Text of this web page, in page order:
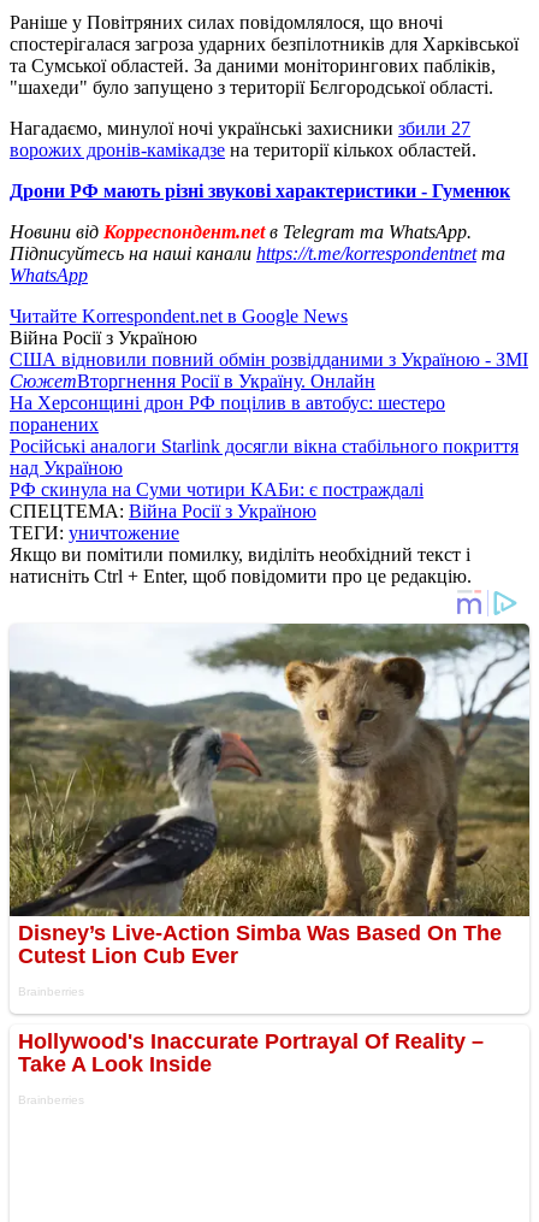
Раніше у Повітряних силах повідомлялося, що вночі
спостерігалася загроза ударних безпілотників для Харківської
та Сумської областей. За даними моніторингових пабліків,
"шахеди" було запущено з території Бєлгородської області.
Нагадаємо, минулої ночі українські захисники збили 27
ворожих дронів-камікадзе на території кількох областей.
Дрони РФ мають різні звукові характеристики - Гуменюк
Новини від Корреспондент.netв Telegram та WhatsApp.
Підписуйтесь на наші канали https://t.me/korrespondentnetта
WhatsApp
Читайте Korrespondent.net в Google News
Війна Росії з Україною
США відновили повний обмін розвідданими з Україною - ЗМІ
СюжетВторгнення Росії в Україну. Онлайн
На Херсонщині дрон РФ поцілив в автобус: шестеро
поранених
Російські аналоги Starlink досягли вікна стабільного покриття
над Україною
РФ скинула на Суми чотири КАБи: є постраждалі
СПЕЦТЕМА: Війна Росії з Україною
ТЕГИ: уничтожение
Якщо ви помітили помилку, виділіть необхідний текст і
натисніть Ctrl + Enter, щоб повідомити про це редакцію.